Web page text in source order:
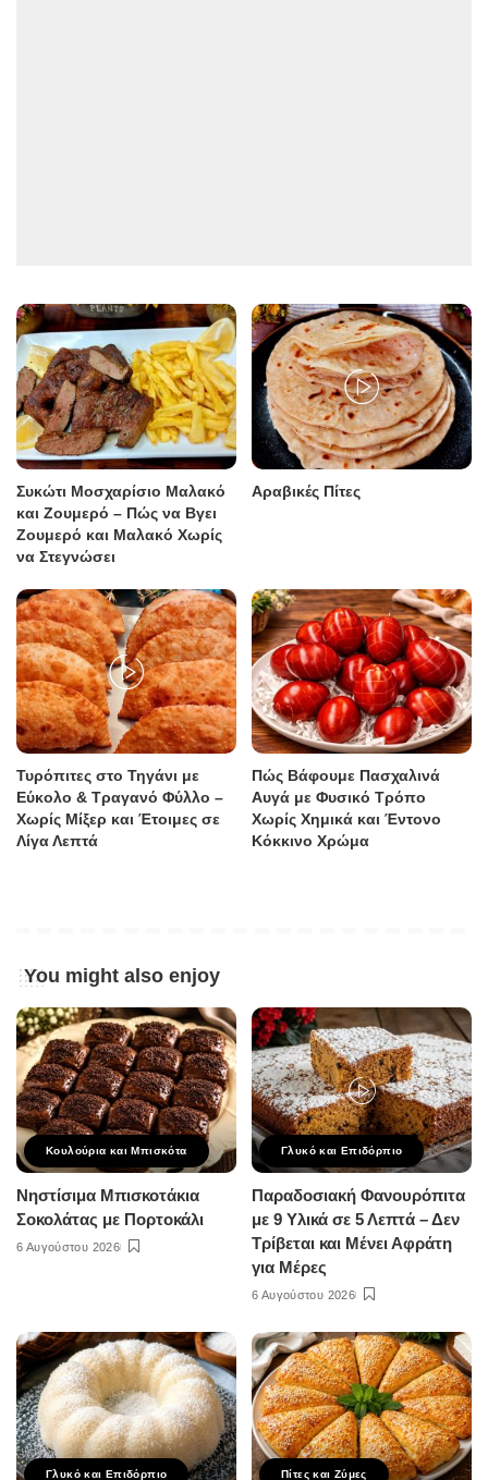
Συκώτι Μοσχαρίσιο Μαλακό
και Ζουμερό – Πώς να Βγει
Ζουμερό και Μαλακό Χωρίς
να Στεγνώσει
Αραβικές Πίτες
Τυρόπιτες στο Τηγάνι με
Εύκολο & Τραγανό Φύλλο –
Χωρίς Μίξερ και Έτοιμες σε
Λίγα Λεπτά
Πώς Βάφουμε Πασχαλινά
Αυγά με Φυσικό Τρόπο
Χωρίς Χημικά και Έντονο
Κόκκινο Χρώμα
You might also enjoy
Κουλούρια και Μπισκότα
Νηστίσιμα Μπισκοτάκια
Σοκολάτας με Πορτοκάλι
6 Αυγούστου 2026
Γλυκό και Επιδόρπιο
Παραδοσιακή Φανουρόπιτα
με 9 Υλικά σε 5 Λεπτά – Δεν
Τρίβεται και Μένει Αφράτη
για Μέρες
6 Αυγούστου 2026
Γλυκό και Επιδόρπιο Πίτες και Ζύμες